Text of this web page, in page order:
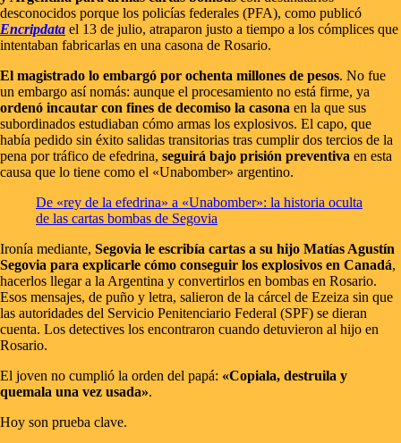
desconocidos porque los policías federales (PFA), como publicó
Encripdata el 13 de julio, atraparon justo a tiempo a los cómplices que
intentaban fabricarlas en una casona de Rosario.
El magistrado lo embargó por ochenta millones de pesos. No fue
un embargo así nomás: aunque el procesamiento no está firme, ya
ordenó incautar con fines de decomiso la casona en la que sus
subordinados estudiaban cómo armas los explosivos. El capo, que
había pedido sin éxito salidas transitorias tras cumplir dos tercios de la
pena por tráfico de efedrina, seguirá bajo prisión preventiva en esta
causa que lo tiene como el «Unabomber» argentino.
De «rey de la efedrina» a «Unabomber»: la historia oculta
de las cartas bombas de Segovia
Ironía mediante, Segovia le escribía cartas a su hijo Matías Agustín
Segovia para explicarle cómo conseguir los explosivos en Canadá,
hacerlos llegar a la Argentina y convertirlos en bombas en Rosario.
Esos mensajes, de puño y letra, salieron de la cárcel de Ezeiza sin que
las autoridades del Servicio Penitenciario Federal (SPF) se dieran
cuenta. Los detectives los encontraron cuando detuvieron al hijo en
Rosario.
El joven no cumplió la orden del papá: «Copiala, destruila y
quemala una vez usada».
Hoy son prueba clave.